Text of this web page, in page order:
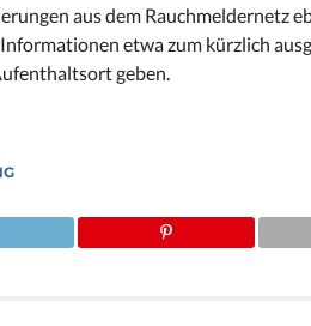
aus dem Rauchmeldernetz
etwa zum kürzlich
geben.